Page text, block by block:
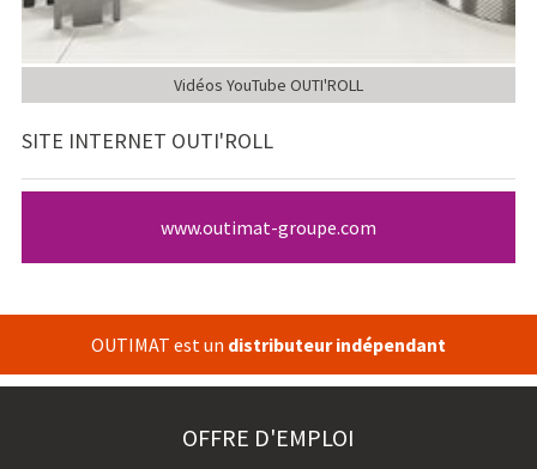
Vidéos YouTube OUTI'ROLL
SITE INTERNET OUTI'ROLL
www.outimat-groupe.com
OUTIMAT est un distributeur indépendant
OFFRE D'EMPLOI